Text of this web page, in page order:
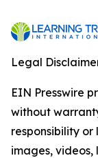
Legal
EIN Presswire
without
responsibility
images, videos,